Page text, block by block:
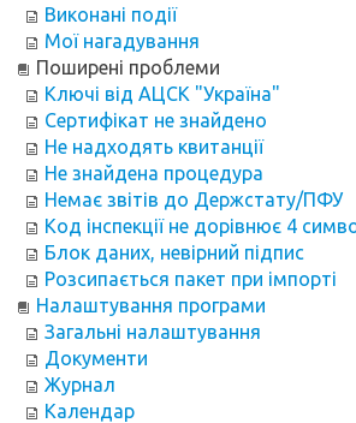
Виконані події
Мої нагадування
Поширені проблеми
Ключі від АЦСК "Україна"
Сертифікат не знайдено
Не надходять квитанції
Не знайдена процедура
Немає звітів до Держстату/ПФУ
Код інспекції не дорівнює 4
Блок даних, невірний підпис
Розсипається пакет при імпорті
Налаштування програми
Загальні налаштування
Документи
Журнал
Календар